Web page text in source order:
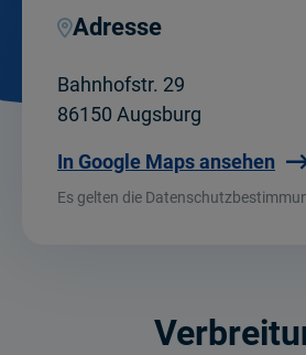
Adresse
Bahnhofstr. 29
86150 Augsburg
In Google Maps ansehen
Es gelten die